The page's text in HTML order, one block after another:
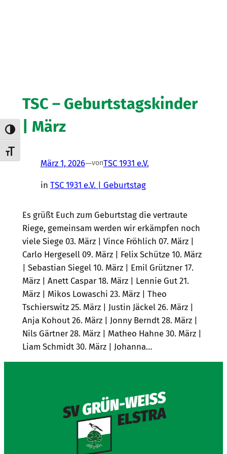
Umschalten auf hohe Kontraste
Schrift vergrößern
TSC – Geburtstagskinder
| März
März 1, 2026—vonTSC 1931 e.V.
in TSC 1931 e.V. | Geburtstag
Es grüßt Euch zum Geburtstag die vertraute
Riege, gemeinsam werden wir erkämpfen noch
viele Siege 03. März | Vince Fröhlich 07. März |
Carlo Hergesell 09. März | Felix Schütze 10. März
| Sebastian Siegel 10. März | Emil Grützner 17.
März | Anett Caspar 18. März | Lennie Gut 21.
März | Mikos Lowaschi 23. März | Theo
Tschierswitz 25. März | Justin Jäckel 26. März |
Anja Kohout 26. März | Jonny Berndt 28. März |
Nils Gärtner 28. März | Matheo Hahne 30. März |
Liam Schmidt 30. März | Johanna…